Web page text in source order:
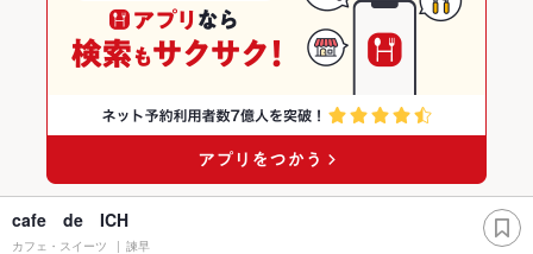
cafe de ICH
カフェ・スイーツ 諫早